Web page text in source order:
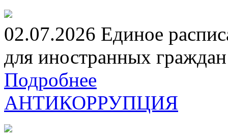
02.07.2026 Единое
для иностранных
Подробнее
АНТИКОРРУПЦИЯ